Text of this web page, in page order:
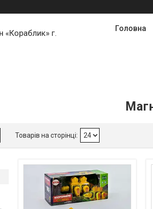
«Кораблик» г.
Головна